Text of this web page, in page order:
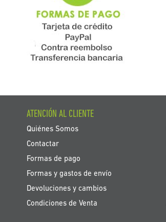
ATENCIÓN AL CLIENTE
Quiénes Somos
Contactar
Formas de pago
Formas y gastos de envío
Devoluciones y cambios
Condiciones de Venta